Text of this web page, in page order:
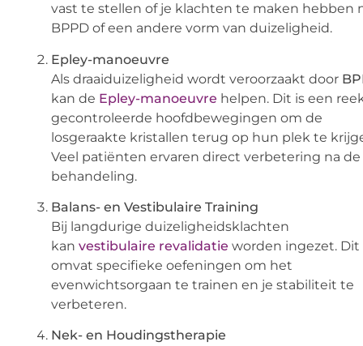
vast te stellen of je klachten te maken hebben
BPPD of een andere vorm van duizeligheid.
Epley-manoeuvre
Als draaiduizeligheid wordt veroorzaakt door
kan de Epley-manoeuvre helpen. Dit is een
gecontroleerde hoofdbewegingen om de
losgeraakte kristallen terug op hun plek te
Veel patiënten ervaren direct verbetering na de
behandeling.
Balans- en Vestibulaire Training
Bij langdurige duizeligheidsklachten
kanvestibulaire revalidatie worden ingezet. Dit
omvat specifieke oefeningen om het
evenwichtsorgaan te trainen en je stabiliteit te
verbeteren.
Nek- en Houdingstherapie